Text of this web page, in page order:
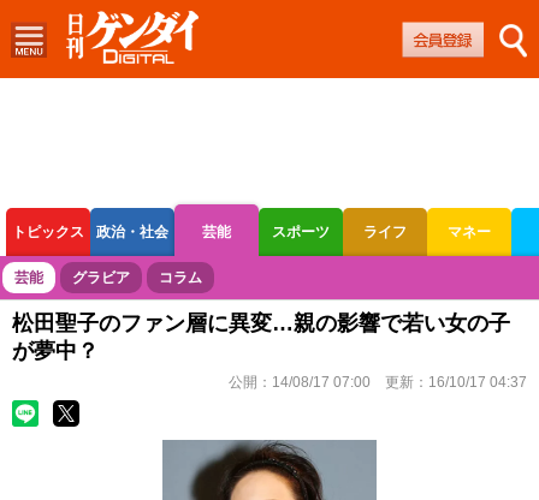
トピックス 政治・社会 芸能 スポーツ ライフ マネー
ボートレース 競輪 オートレース
芸能 グラビア コラム
松田聖子のファン層に異変…親の影響で若い女の子
が夢中？
公開： 14/08/17 07:00 更新： 16/10/17 04:37